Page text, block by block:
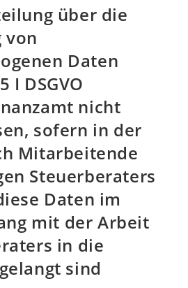
über die
von
Daten
I DSGVO
nicht
sofern in der
Mitarbeitende
Steuerberaters
Daten im
mit der Arbeit
in die
sind